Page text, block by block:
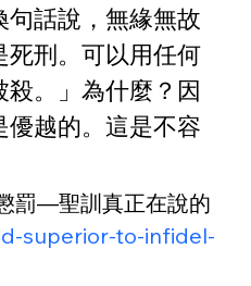
話說，無緣無故
刑。可以用任何
。」為什麼？因
越的。這是不容
罰—聖訓真正在說的
superior-to-infidel-